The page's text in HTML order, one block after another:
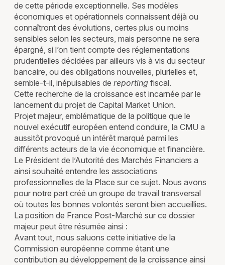
de cette période exceptionnelle. Ses modèles
économiques et opérationnels connaissent déjà ou
connaîtront des évolutions, certes plus ou moins
sensibles selon les secteurs, mais personne ne sera
épargné, si l’on tient compte des réglementations
prudentielles décidées par ailleurs vis à vis du secteur
bancaire, ou des obligations nouvelles, plurielles et,
semble-t-il, inépuisables de reporting fiscal.
Cette recherche de la croissance est incarnée par le
lancement du projet de Capital Market Union.
Projet majeur, emblématique de la politique que le
nouvel exécutif européen entend conduire, la CMU a
aussitôt provoqué un intérêt marqué parmi les
différents acteurs de la vie économique et financière.
Le Président de l’Autorité des Marchés Financiers a
ainsi souhaité entendre les associations
professionnelles de la Place sur ce sujet. Nous avons
pour notre part créé un groupe de travail transversal
où toutes les bonnes volontés seront bien accueillies.
La position de France Post-Marché sur ce dossier
majeur peut être résumée ainsi :
Avant tout, nous saluons cette initiative de la
Commission européenne comme étant une
contribution au développement de la croissance ainsi